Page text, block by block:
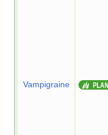
Vampigraine